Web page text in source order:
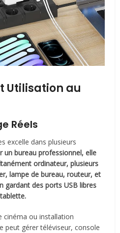
Utilisation au
Réels
excelle dans plusieurs
un bureau professionnel, elle
ordinateur, plusieurs
lampe de bureau, routeur, et
gardant des ports USB libres
cinéma ou installation
peut gérer téléviseur, console